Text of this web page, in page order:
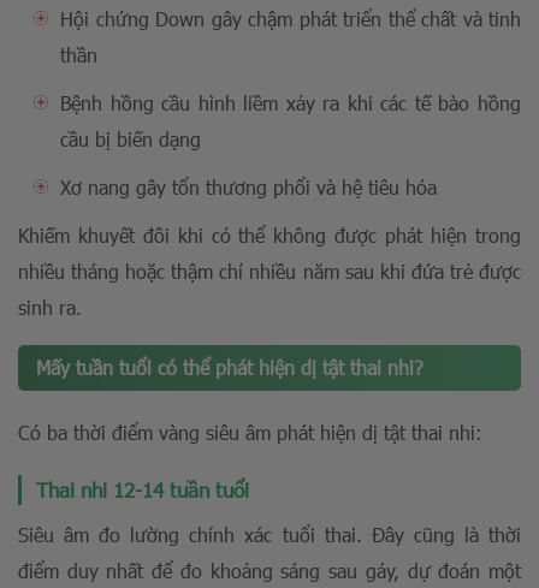
Hội chứng Down gây chậm phát triển thể chất và tinh
thần
Bệnh hồng cầu hình liềm xảy ra khi các tế bào hồng
cầu bị biến dạng
Xơ nang gây tổn thương phổi và hệ tiêu hóa
Khiếm khuyết đôi khi có thể không được phát hiện trong
nhiều tháng hoặc thậm chí nhiều năm sau khi đứa trẻ được
sinh ra.
Mấy tuần tuổi có thể phát hiện dị tật thai nhi?
Có ba thời điểm vàng siêu âm phát hiện dị tật thai nhi:
Thai nhi 12-14 tuần tuổi
Siêu âm đo lường chính xác tuổi thai. Đây cũng là thời
điểm duy nhất để đo khoảng sáng sau gáy, dự đoán một